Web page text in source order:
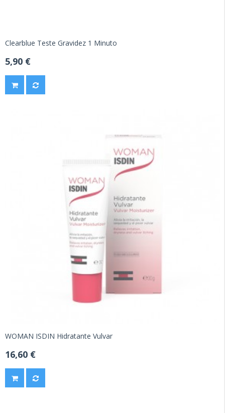
Clearblue Teste Gravidez 1 Minuto
5,90 €
WOMAN ISDIN Hidratante Vulvar
16,60 €